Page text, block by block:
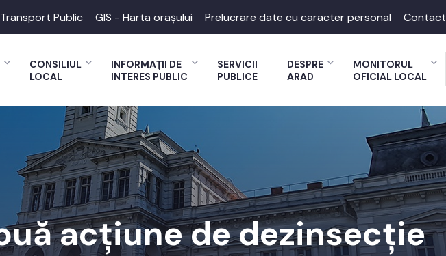
Transport Public GIS - Harta orașului Prelucrare date cu caracter personal Contact
CONSILIUL
LOCAL
INFORMAȚII DE
INTERES PUBLIC
SERVICII
PUBLICE
DESPRE
ARAD
MONITORUL
OFICIAL LOCAL
acțiune de dezinsecție